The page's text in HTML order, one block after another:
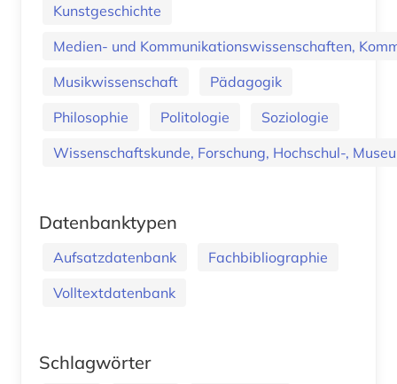
Kunstgeschichte
Medien- und Kommunikationswissenschaften,
Musikwissenschaft
Pädagogik
Philosophie
Politologie
Soziologie
Wissenschaftskunde, Forschung, Hochschul-,
Datenbanktypen
Aufsatzdatenbank
Fachbibliographie
Volltextdatenbank
Schlagwörter